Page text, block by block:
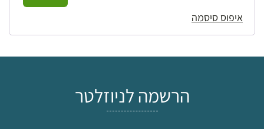
איפוס סיסמה
הרשמה לניוזלטר